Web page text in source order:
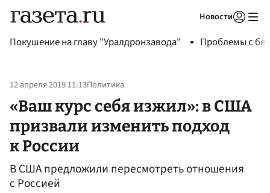
Новости
Покушение на главу "Уралдронзавода" Проблемы с
12 апреля 2019 11:13Политика
«Ваш курс себя изжил»: в США
призвали изменить подход
к России
В США предложили пересмотреть отношения
с Россией